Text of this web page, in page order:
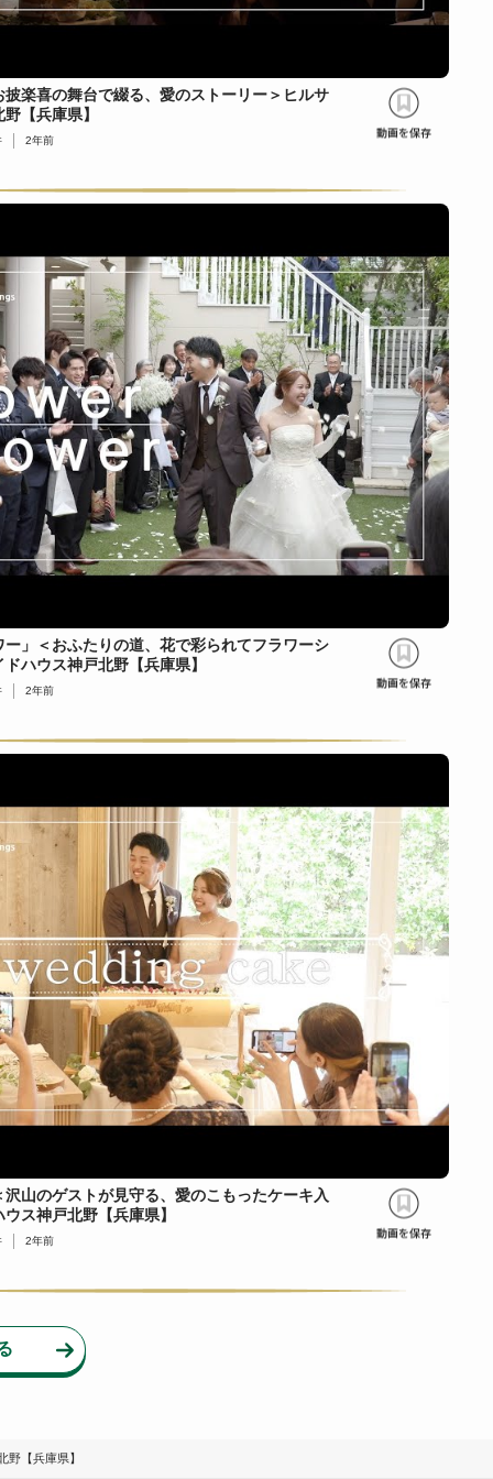
披楽喜の舞台で綴る、愛のストーリー＞ヒルサ
【兵庫県】
2年前
ー」＜おふたりの道、花で彩られてフラワーシ
ハウス神戸北野【兵庫県】
2年前
山のゲストが見守る、愛のこもったケーキ入
ス神戸北野【兵庫県】
2年前
【兵庫県】